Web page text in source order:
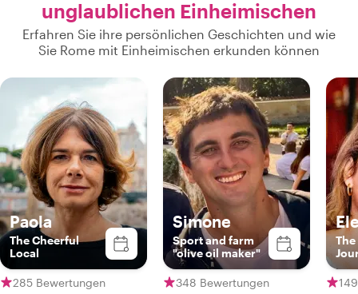
unglaublichen Einheimischen
Erfahren Sie ihre persönlichen Geschichten und wie
Sie Rome mit Einheimischen erkunden können
Paola
The Cheerful
Local
285 Bewertungen
Simone
Sport and farm
"olive oil maker"
348 Bewertungen